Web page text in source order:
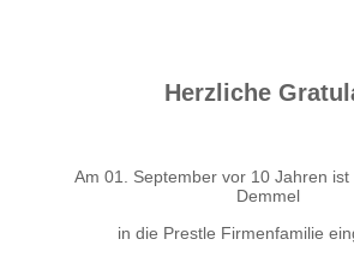
Herzliche
Am 01. Septembervor 10 Jahren
Demmel
in die Prestle Firmenfamilie